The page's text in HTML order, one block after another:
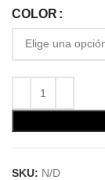
COLOR
SKU: N/D